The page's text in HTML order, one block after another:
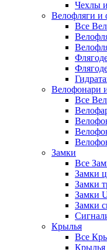
Чехлы
Велофляги и
Все
Велофонари
Все
Замки
Все
Замки
Замки
Замки
Замки
Крылья
Все